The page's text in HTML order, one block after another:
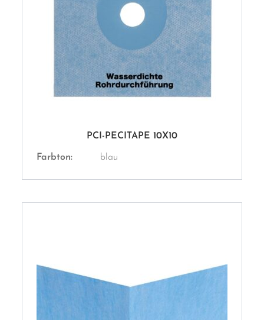
PCI-PECITAPE 10X10
Farbton: blau